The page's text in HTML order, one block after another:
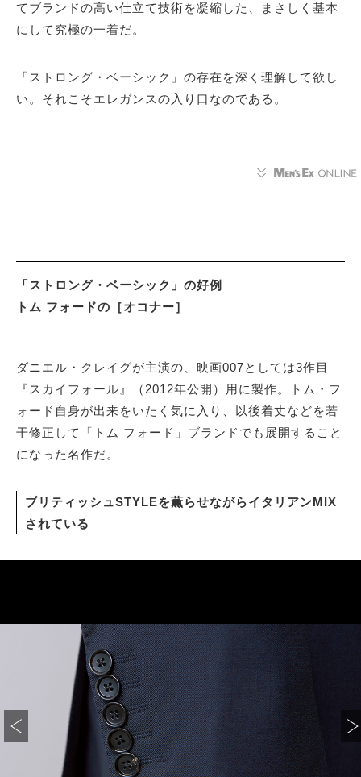
てブランドの高い仕立て技術を凝縮した、まさしく基本
にして究極の一着だ。
「ストロング・ベーシック」の存在を深く理解して欲し
い。それこそエレガンスの入り口なのである。
「ストロング・ベーシック」の好例
トム フォードの［オコナー］
ダニエル・クレイグが主演の、映画007としては3作目
『スカイフォール』（2012年公開）用に製作。トム・フ
ォード自身が出来をいたく気に入り、以後着丈などを若
干修正して「トム フォード」ブランドでも展開すること
になった名作だ。
ブリティッシュSTYLEを薫らせながらイタリアンMIX
されている